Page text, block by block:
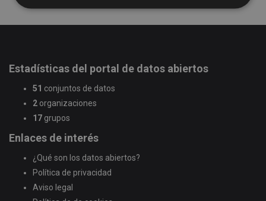
Estadísticas del portal de datos abiertos
51 conjuntos de datos
2 organizaciones
17 grupos
Enlaces de interés
¿Qué son los datos abiertos?
Política de privacidad
Aviso legal